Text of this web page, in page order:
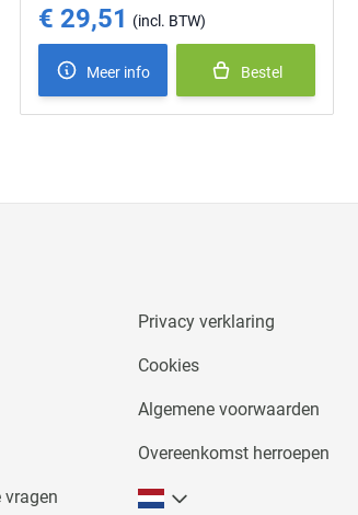
€ 29,51
Meer info Bestel
vragen
Privacy verklaring
Cookies
Algemene voorwaarden
Overeenkomst herroepen